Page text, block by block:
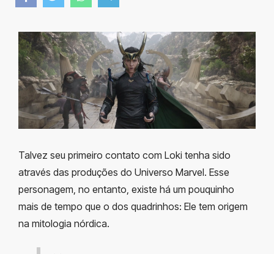
Talvez seu primeiro contato com Loki tenha sido
através das produções do Universo Marvel. Esse
personagem, no entanto, existe há um pouquinho
mais de tempo que o dos quadrinhos: Ele tem origem
na mitologia nórdica.